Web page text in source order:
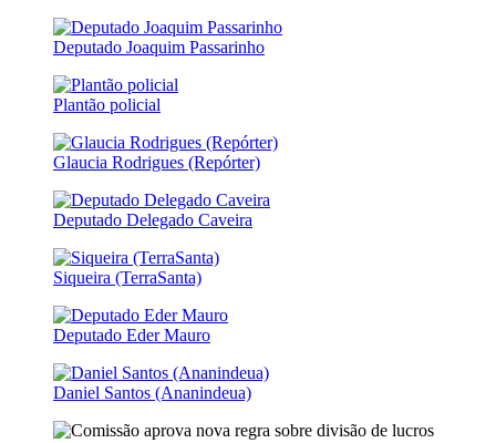
Deputado Joaquim Passarinho
Plantão policial
Glaucia Rodrigues (Repórter)
Deputado Delegado Caveira
Siqueira (TerraSanta)
Deputado Eder Mauro
Daniel Santos (Ananindeua)